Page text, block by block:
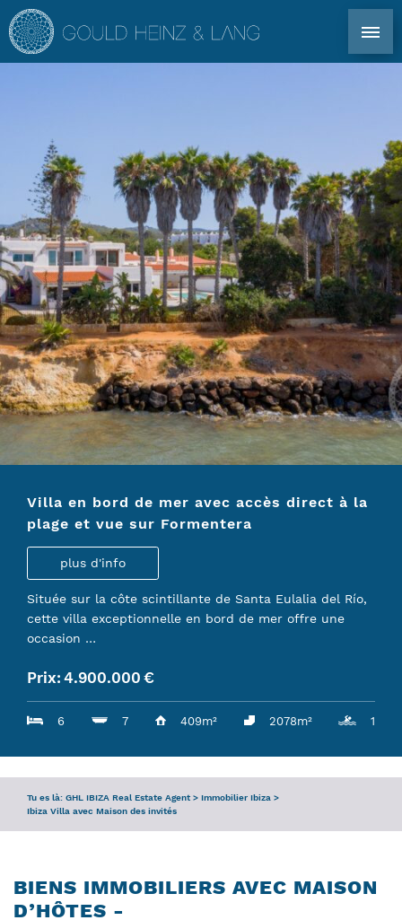
IMMOBILIER IBIZA
CO-OWNERSHIP
POUR LES PROPRIÉTAIRES
PROFIL
MARCHÉ
DEMANDE
SERVICE
Villa en bord de mer avec accès direct à la
plage et vue sur Formentera
plus d'info
Située sur la côte scintillante de Santa Eulalia del Río,
cette villa exceptionnelle en bord de mer offre une
occasion …
Prix: 4.900.000 €
6 7 409m² 2078m² 1
Tu es là: GHL IBIZA Real Estate Agent > Immobilier Ibiza >
Ibiza Villa avec Maison des invités
BIENS IMMOBILIERS AVEC MAISON
D’HÔTES -